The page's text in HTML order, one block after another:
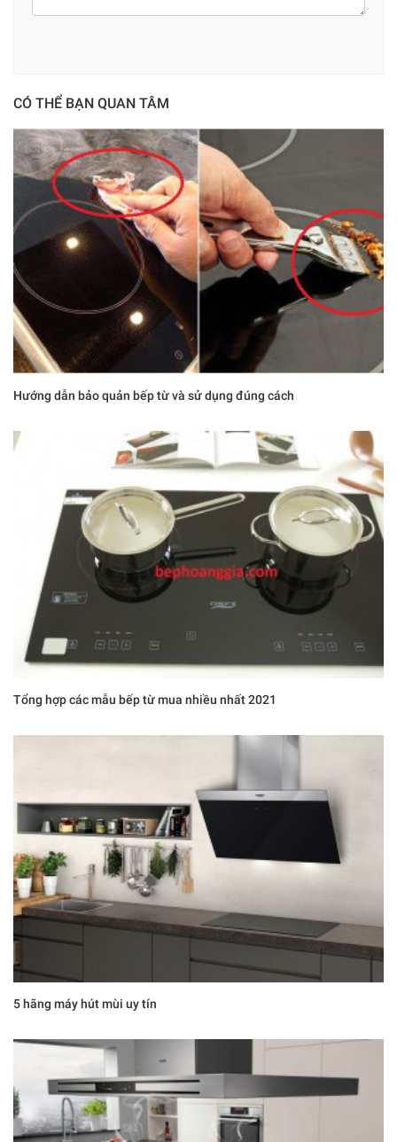
CÓ THỂ BẠN QUAN TÂM
Hướng dẫn bảo quản bếp từ và sử dụng đúng cách
Tổng hợp các mẫu bếp từ mua nhiều nhất 2021
5 hãng máy hút mùi uy tín